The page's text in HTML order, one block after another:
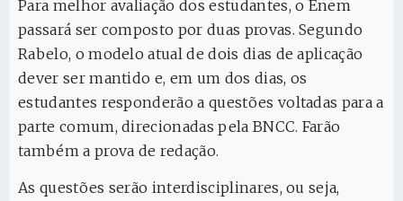
Para melhor avaliação dos estudantes, o Enem
passará ser composto por duas provas. Segundo
Rabelo, o modelo atual de dois dias de aplicação
dever ser mantido e, em um dos dias, os
estudantes responderão a questões voltadas para a
parte comum, direcionadas pela BNCC. Farão
também a prova de redação.
As questões serão interdisciplinares, ou seja,